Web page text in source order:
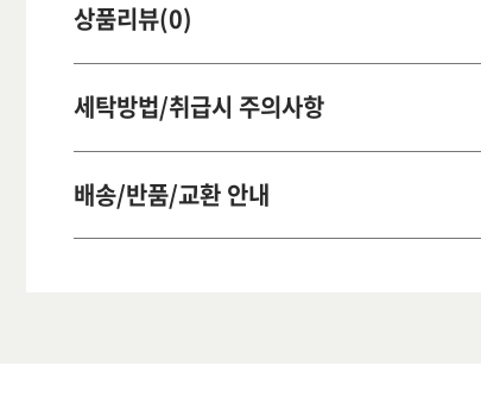
상품리뷰(0)
세탁방법/취급시 주의사항
배송/반품/교환 안내